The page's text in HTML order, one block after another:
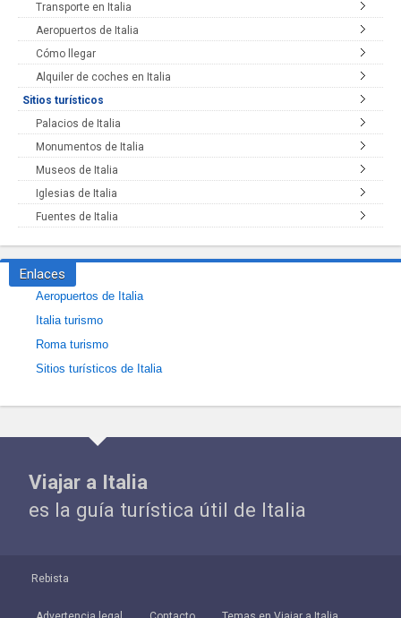
Transporte en Italia
Aeropuertos de Italia
Cómo llegar
Alquiler de coches en Italia
Sitios turísticos
Palacios de Italia
Monumentos de Italia
Museos de Italia
Iglesias de Italia
Fuentes de Italia
Enlaces
Aeropuertos de Italia
Italia turismo
Roma turismo
Sitios turísticos de Italia
Viajar a Italia
es la guía turística útil de Italia
Rebista